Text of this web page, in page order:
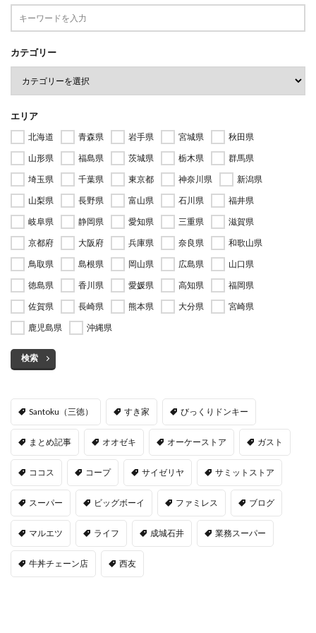
カテゴリー
エリア
北海道 青森県 岩手県 宮城県
秋田県
山形県
福島県 茨城県 栃木県
群馬県
埼玉県
千葉県 東京都 神奈川県
新潟県
山梨県
長野県 富山県 石川県
福井県
岐阜県
静岡県 愛知県 三重県
滋賀県
京都府
大阪府 兵庫県 奈良県
和歌山県
鳥取県
島根県 岡山県 広島県
山口県
徳島県
香川県 愛媛県 高知県
福岡県
佐賀県
長崎県 熊本県 大分県
宮崎県
鹿児島県
沖縄県
検索
Santoku（三徳） すき家 びっくりドンキー
まとめ記事 オオゼキ オーケーストア ガスト
ココス コープ サイゼリヤ サミットストア
スーパー ビッグボーイ ファミレス ブログ
マルエツ ライフ 成城石井 業務スーパー
牛丼チェーン店 西友